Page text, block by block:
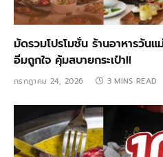
มัดรวมโปรโมชั่น ร้านอาหารวัน
อิ่มถูกใจ คุ้มสบายกระเป๋า!!
กรกฎาคม 24, 2026 3 MINS READ